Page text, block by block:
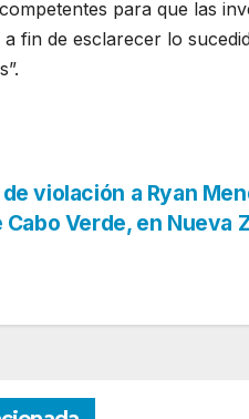
para que las
fin de esclarecer lo
violación a Ryan
Verde, en Nueva